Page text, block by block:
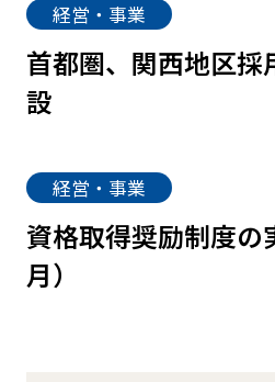
経営・事業
首都圏、関西地区採
設
経営・事業
資格取得奨励制度の
月）